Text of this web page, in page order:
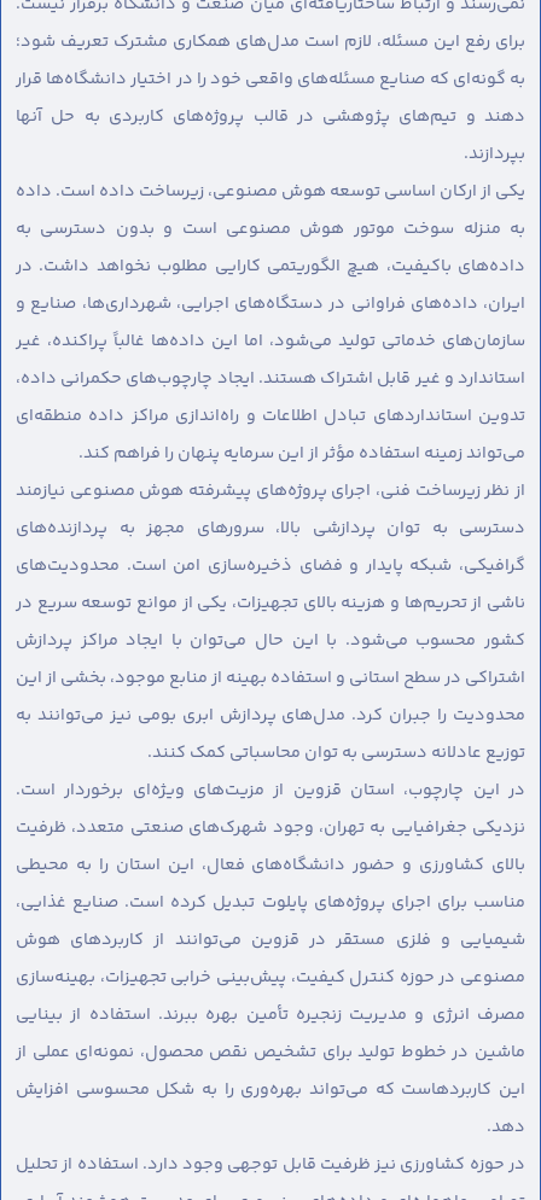
برای رفع این مسئله، لازم است مدل‌های همکاری مشترک تعریف شود؛
به گونه‌ای که صنایع مسئله‌های واقعی خود را در اختیار دانشگاه‌ها قرار
دهند و تیم‌های پژوهشی در قالب پروژه‌های کاربردی به حل آنها
بپردازند.
یکی از ارکان اساسی توسعه هوش مصنوعی، زیرساخت داده است. داده
به منزله سوخت موتور هوش مصنوعی است و بدون دسترسی به
داده‌های باکیفیت، هیچ الگوریتمی کارایی مطلوب نخواهد داشت. در
ایران، داده‌های فراوانی در دستگاه‌های اجرایی، شهرداری‌ها، صنایع و
سازمان‌های خدماتی تولید می‌شود، اما این داده‌ها غالباً پراکنده، غیر
استاندارد و غیر قابل اشتراک هستند. ایجاد چارچوب‌های حکمرانی داده،
تدوین استانداردهای تبادل اطلاعات و راه‌اندازی مراکز داده منطقه‌ای
می‌تواند زمینه استفاده مؤثر از این سرمایه پنهان را فراهم کند.
از نظر زیرساخت فنی، اجرای پروژه‌های پیشرفته هوش مصنوعی نیازمند
دسترسی به توان پردازشی بالا، سرورهای مجهز به پردازنده‌های
گرافیکی، شبکه پایدار و فضای ذخیره‌سازی امن است. محدودیت‌های
ناشی از تحریم‌ها و هزینه بالای تجهیزات، یکی از موانع توسعه سریع در
کشور محسوب می‌شود. با این حال می‌توان با ایجاد مراکز پردازش
اشتراکی در سطح استانی و استفاده بهینه از منابع موجود، بخشی از این
محدودیت را جبران کرد. مدل‌های پردازش ابری بومی نیز می‌توانند به
توزیع عادلانه دسترسی به توان محاسباتی کمک کنند.
در این چارچوب، استان قزوین از مزیت‌های ویژه‌ای برخوردار است.
نزدیکی جغرافیایی به تهران، وجود شهرک‌های صنعتی متعدد، ظرفیت
بالای کشاورزی و حضور دانشگاه‌های فعال، این استان را به محیطی
مناسب برای اجرای پروژه‌های پایلوت تبدیل کرده است. صنایع غذایی،
شیمیایی و فلزی مستقر در قزوین می‌توانند از کاربردهای هوش
مصنوعی در حوزه کنترل کیفیت، پیش‌بینی خرابی تجهیزات، بهینه‌سازی
مصرف انرژی و مدیریت زنجیره تأمین بهره ببرند. استفاده از بینایی
ماشین در خطوط تولید برای تشخیص نقص محصول، نمونه‌ای عملی از
این کاربردهاست که می‌تواند بهره‌وری را به شکل محسوسی افزایش
دهد.
در حوزه کشاورزی نیز ظرفیت قابل توجهی وجود دارد. استفاده از تحلیل